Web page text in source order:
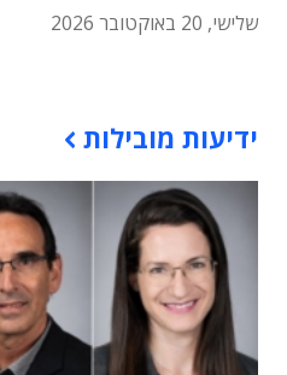
שלישי, 20 באוקטובר 2026
ידיעות מובילות